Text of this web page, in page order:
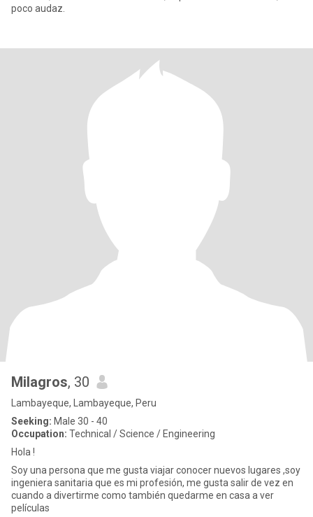
poco audaz.
Milagros, 30
Lambayeque, Lambayeque, Peru
Seeking: Male 30 - 40
Occupation: Technical / Science / Engineering
Hola !
Soy una persona que me gusta viajar conocer nuevos lugares ,soy
ingeniera sanitaria que es mi profesión, me gusta salir de vez en
cuando a divertirme como también quedarme en casa a ver
películas